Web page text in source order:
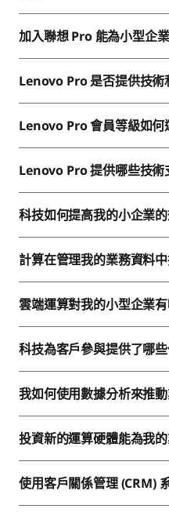
加入聯想 Pro 能為小型企
Lenovo Pro 是否提供技術
Lenovo Pro 會員等級如何
Lenovo Pro 提供哪些技術
科技如何提高我的小企業
計算在管理我的業務資料
雲端運算對我的小型企業
科技為客戶參與提供了哪
我如何使用數據分析來推
投資新的運算硬體能為我
使用客戶關係管理 (CRM)